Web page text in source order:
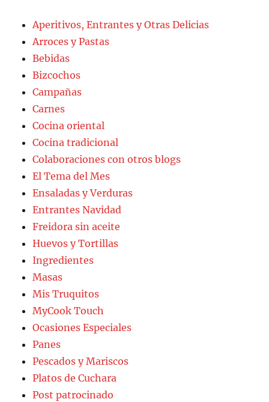
Aperitivos, Entrantes y Otras Delicias
Arroces y Pastas
Bebidas
Bizcochos
Campañas
Carnes
Cocina oriental
Cocina tradicional
Colaboraciones con otros blogs
El Tema del Mes
Ensaladas y Verduras
Entrantes Navidad
Freidora sin aceite
Huevos y Tortillas
Ingredientes
Masas
Mis Truquitos
MyCook Touch
Ocasiones Especiales
Panes
Pescados y Mariscos
Platos de Cuchara
Post patrocinado